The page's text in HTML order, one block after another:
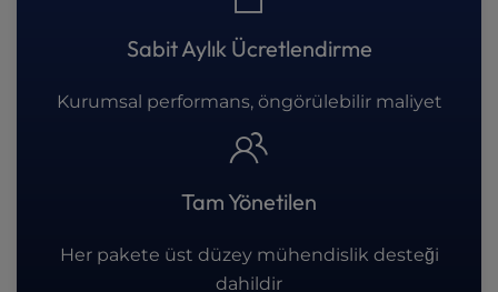
Sabit Aylık Ücretlendirme
Kurumsal performans, öngörülebilir maliyet
Tam Yönetilen
Her pakete üst düzey mühendislik desteği
dahildir